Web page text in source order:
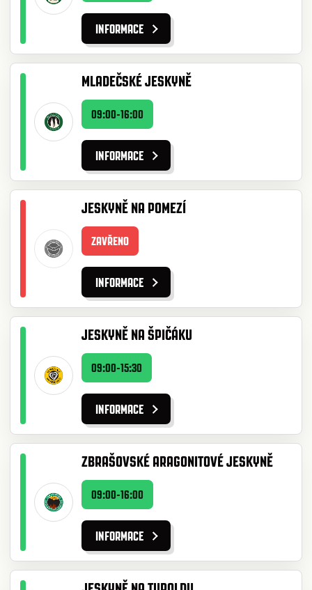
INFORMACE
MLADEČSKÉ JESKYNĚ
09:00-16:00
INFORMACE
JESKYNĚ NA POMEZÍ
ZAVŘENO
INFORMACE
JESKYNĚ NA ŠPIČÁKU
09:00-15:30
INFORMACE
ZBRAŠOVSKÉ ARAGONITOVÉ JESKYNĚ
09:00-16:00
INFORMACE